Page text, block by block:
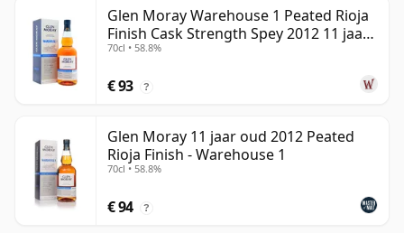
Glen Moray Warehouse 1 Peated Rioja
Finish Cask Strength Spey 2012 11 jaar
oud
70cl • 58.8%
€ 93 ?
Glen Moray 11 jaar oud 2012 Peated
Rioja Finish - Warehouse 1
70cl • 58.8%
€ 94 ?